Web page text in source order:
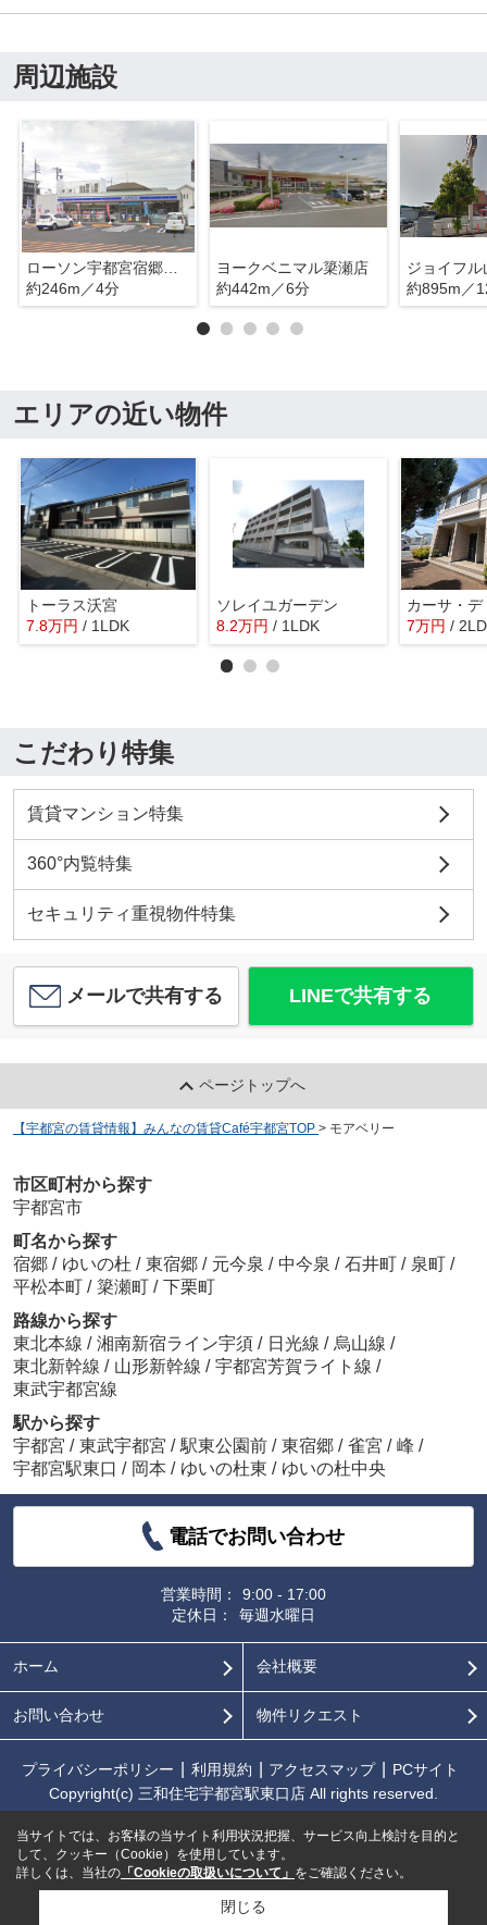
周辺施設
ローソン宇都宮宿郷一丁目店
約246m／4分
ヨークベニマル簗瀬店
約442m／6分
約895m／
エリアの近い物件
トーラス沃宮
7.8万円 / 1LDK
ソレイユガーデン
8.2万円 / 1LDK
カーサ・デ
7万円 /
こだわり特集
賃貸マンション特集
360°内覧特集
セキュリティ重視物件特集
メールで共有する LINEで共有する
ページトップへ
【宇都宮の賃貸情報】みんなの賃貸Café宇都宮TOP > モアベリー
市区町村から探す
宇都宮市
町名から探す
宿郷 / ゆいの杜 / 東宿郷 / 元今泉 / 中今泉 / 石井町 / 泉町 /
平松本町 / 簗瀬町 / 下栗町
路線から探す
東北本線 / 湘南新宿ライン宇須 / 日光線 / 烏山線 /
東北新幹線 / 山形新幹線 / 宇都宮芳賀ライト線 /
東武宇都宮線
駅から探す
宇都宮 / 東武宇都宮 / 駅東公園前 / 東宿郷 / 雀宮 / 峰 /
宇都宮駅東口 / 岡本 / ゆいの杜東 / ゆいの杜中央
電話でお問い合わせ
営業時間：
9:00 - 17:00
定休日：
毎週水曜日
ホーム 会社概要
お問い合わせ 物件リクエスト
プライバシーポリシー 利用規約 アクセスマップ
PCサイト
Copyright(c) 三和住宅宇都宮駅東口店 All rights reserved.
当サイトでは、お客様の当サイト利用状況把握、サービス向上検討を目的と
して、クッキー（Cookie）を使用しています。
詳しくは、当社の 「Cookieの取扱いについて」 をご確認ください。
閉じる